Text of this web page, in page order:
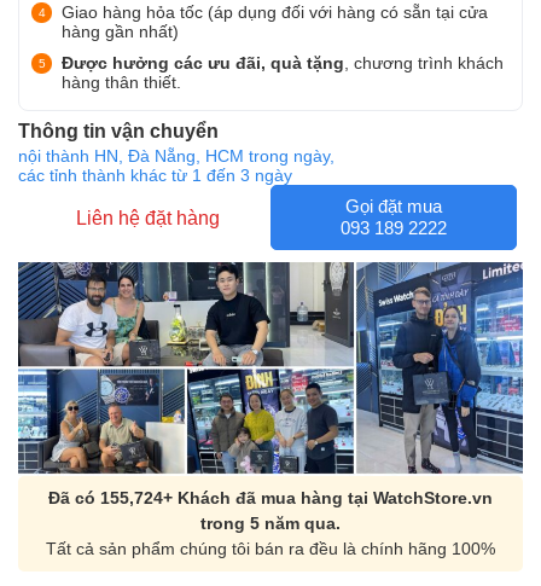
Giao hàng hỏa tốc (áp dụng đối với hàng có sẵn tại cửa
hàng gần nhất)
Được hưởng các ưu đãi, quà tặng , chương trình khách
hàng thân thiết.
Thông tin vận chuyển
nội thành HN, Đà Nẵng, HCM trong ngày,
các tỉnh thành khác từ 1 đến 3 ngày
Liên hệ đặt hàng
Gọi đặt mua
093 189 2222
Đã có 155,724+ Khách đã mua hàng tại WatchStore.vn
trong 5 năm qua.
Tất cả sản phẩm chúng tôi bán ra đều là chính hãng 100%